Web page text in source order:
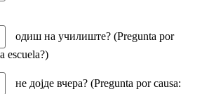
одиш на училиште? (Pregunta por
escuela?)
не дојде вчера? (Pregunta por causa: